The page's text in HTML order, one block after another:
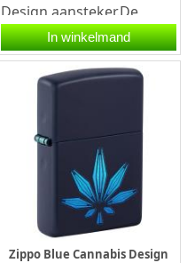
Design aansteker.De
Zippo Cannabis Circle
Design aansteker heeft
In winkelmand
Zippo Blue Cannabis Design